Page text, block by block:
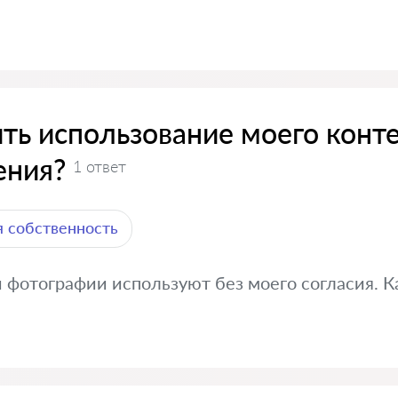
использование моего
1 ответ
используют без моего согласия.